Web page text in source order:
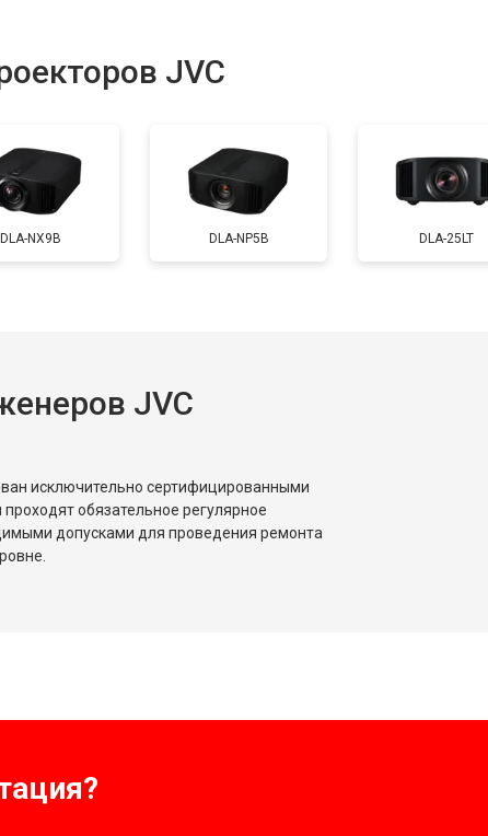
от 70 мин
от 50 мин
JVC
DLA-NX9B DLA-NP5B DLA-25LT
JVC
исключительно сертифицированными
обязательное регулярное
допусками для проведения ремонта